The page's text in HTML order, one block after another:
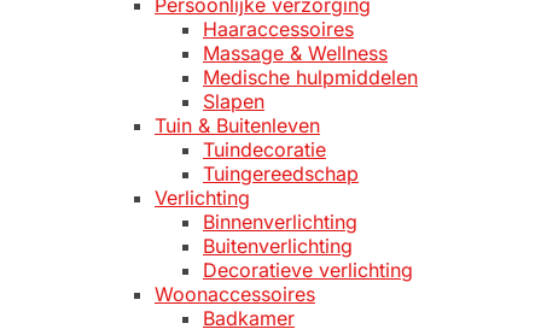
Haaraccessoires
Massage & Wellness
Medische hulpmiddelen
Slapen
Tuin & Buitenleven
Tuindecoratie
Tuingereedschap
Verlichting
Binnenverlichting
Buitenverlichting
Decoratieve verlichting
Woonaccessoires
Badkamer